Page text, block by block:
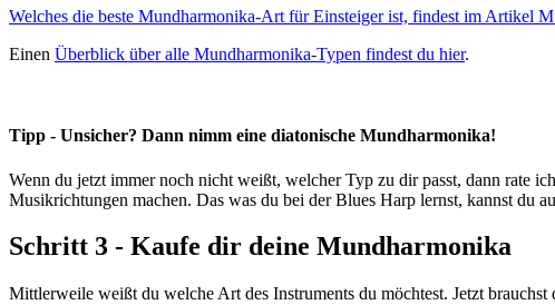
Welches die beste Mundharmonika-Art für Einsteiger ist, findest im Artikel
Einen Überblick über alle Mundharmonika-Typen findest du hier.
Tipp - Unsicher? Dann nimm eine diatonische Mundharmonika!
Wenn du jetzt immer noch nicht weißt, welcher Typ zu dir passt, dann rate
Musikrichtungen machen. Das was du bei der Blues Harp lernst, kannst du
Schritt 3 - Kaufe dir deine Mundharmonika
Mittlerweile weißt du welche Art des Instruments du möchtest. Jetzt